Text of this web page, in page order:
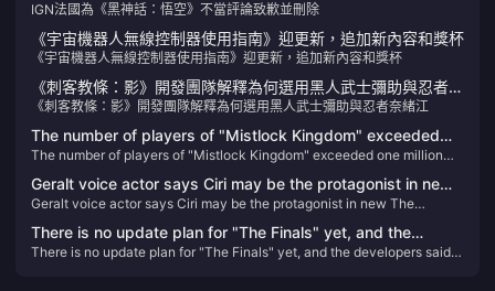
IGN法國為《黑神話：悟空》不當評論致歉並刪除
《宇宙機器人無線控制器使用指南》迎更新，追加新內容和獎杯
《宇宙機器人無線控制器使用指南》迎更新，追加新內容和獎杯
《刺客教條：影》開發團隊解釋為何選用黑人武士彌助與忍者奈
緒江
《刺客教條：影》開發團隊解釋為何選用黑人武士彌助與忍者奈緒江
The number of players of "Mistlock Kingdom" exceeded
one million within four days of its launch
The number of players of "Mistlock Kingdom" exceeded one million
Geralt voice actor says Ciri may be the protagonist in new
The Witcher game
Geralt voice actor says Ciri may be the protagonist in new The
There is no update plan for "The Finals" yet, and the
developers said they don't want to make promises they
There is no update plan for "The Finals" yet, and the developers said